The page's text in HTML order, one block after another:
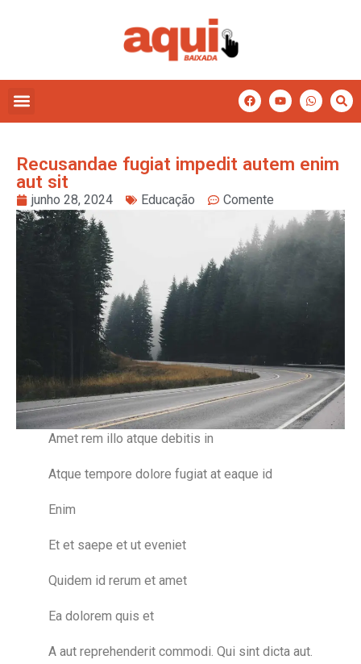
Recusandae fugiat impedit autem enim
aut sit
junho 28, 2024 Educação Comente
Amet rem illo atque debitis in
Atque tempore dolore fugiat at eaque id
Enim
Et et saepe et ut eveniet
Quidem id rerum et amet
Ea dolorem quis et
A aut reprehenderit commodi. Qui sint dicta aut.